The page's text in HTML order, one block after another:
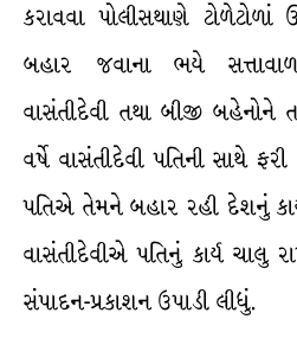
કરાવવા પોલીસથાણે
બહાર જવાના ભયે
વાસંતીદેવી તથા બીજી
વર્ષે વાસંતીદેવી પતિની સાથે
પતિએ તેમને બહાર રહી દેશનું
વાસંતીદેવીએ પતિનું કાર્ય ચાલુ
સંપાદન-પ્રકાશન ઉપાડી લીધું.